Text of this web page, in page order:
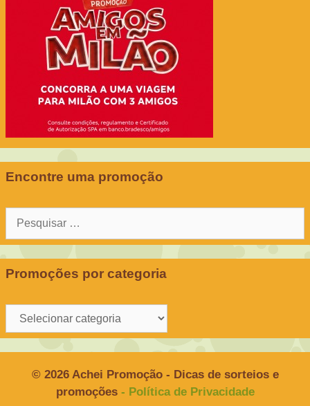
Encontre uma promoção
Pesquisar
Promoções por categoria
Promoções
por
© 2026 Achei Promoção - Dicas de sorteios e
promoções - Política de Privacidade